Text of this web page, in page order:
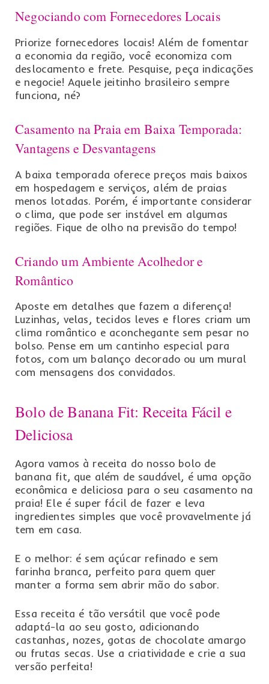
Negociando com Fornecedores Locais
Priorize fornecedores locais! Além de fomentar
a economia da região, você economiza com
deslocamento e frete. Pesquise, peça indicações
e negocie! Aquele jeitinho brasileiro sempre
funciona, né?
Casamento na Praia em Baixa Temporada:
Vantagens e Desvantagens
A baixa temporada oferece preços mais baixos
em hospedagem e serviços, além de praias
menos lotadas. Porém, é importante considerar
o clima, que pode ser instável em algumas
regiões. Fique de olho na previsão do tempo!
Criando um Ambiente Acolhedor e
Romântico
Aposte em detalhes que fazem a diferença!
Luzinhas, velas, tecidos leves e flores criam um
clima romântico e aconchegante sem pesar no
bolso. Pense em um cantinho especial para
fotos, com um balanço decorado ou um mural
com mensagens dos convidados.
Bolo de Banana Fit: Receita Fácil e
Deliciosa
Agora vamos à receita do nosso bolo de
banana fit, que além de saudável, é uma opção
econômica e deliciosa para o seu casamento na
praia! Ele é super fácil de fazer e leva
ingredientes simples que você provavelmente já
tem em casa.
E o melhor: é sem açúcar refinado e sem
farinha branca, perfeito para quem quer
manter a forma sem abrir mão do sabor.
Essa receita é tão versátil que você pode
adaptá-la ao seu gosto, adicionando
castanhas, nozes, gotas de chocolate amargo
ou frutas secas. Use a criatividade e crie a sua
versão perfeita!